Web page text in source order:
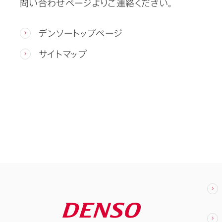
デンソートップページ
サイトマップ